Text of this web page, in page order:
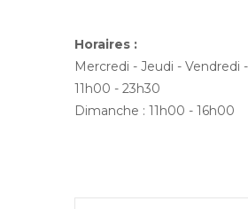
Horaires :
Mercredi - Jeudi - Vendredi
11h00 - 23h30
Dimanche : 11h00 - 16h00